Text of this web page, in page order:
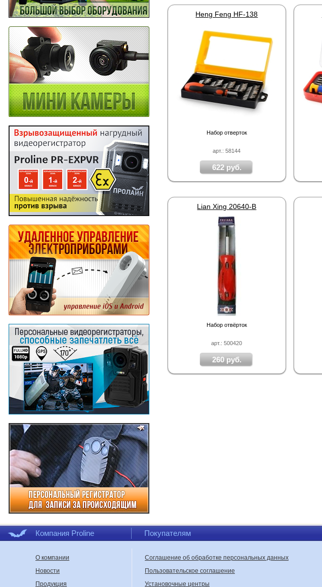
арт.: 58144
Heng Feng HF-138
Набор отверток
622 руб.
арт.: 500420
Lian Xing 20640-B
Набор отвёрток
260 руб.
Компания Proline Покупателям
О компании
Новости
Продукция
Соглашение об обработке персональных данных
Пользовательское соглашение
Установочные центры